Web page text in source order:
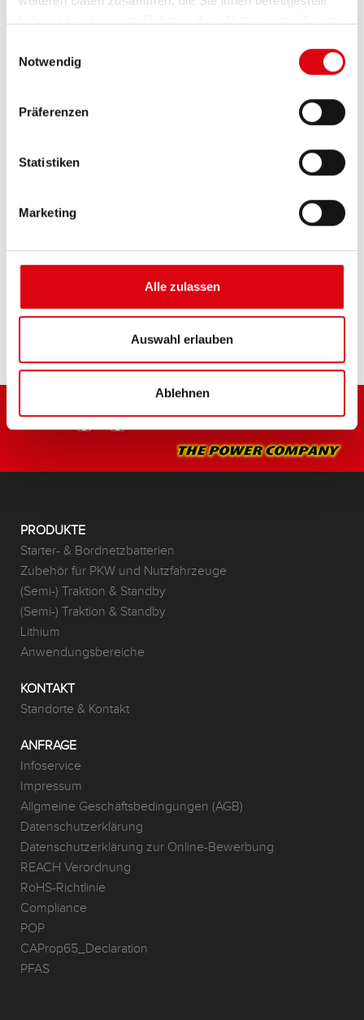
Notwendig
Präferenzen
Statistiken
Marketing
Alle zulassen
Auswahl erlauben
Ablehnen
EFB 650 17
Die besten und leistungsfähigsten Banner
Vorgaben führender europäischer KFZ-Hersteller.
Originalqualität zum Nachrüsten.
PRODUKTE
Starter- & Bordnetzbatterien
Zubehör für PKW und Nutzfahrzeuge
(Semi-) Traktion & Standby
(Semi-) Traktion & Standby
Lithium
Anwendungsbereiche
KONTAKT
Standorte & Kontakt
ANFRAGE
Infoservice
Impressum
Allgmeine Geschäftsbedingungen (AGB)
Datenschutzerklärung
Datenschutzerklärung zur Online-Bewerbung
REACH Verordnung
RoHS-Richtlinie
Compliance
POP
CAProp65_Declaration
PFAS